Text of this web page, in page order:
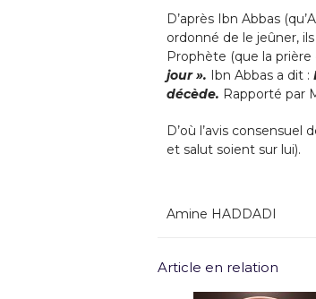
D’après Ibn Abbas
ordonné de le jeûner,
Prophète (que la prière
jour ».
Ibn Abbas a dit :
décède. Rapporté par
D’où l’avis
et salut soient sur lui).
Amine HADDADI
Article en relation